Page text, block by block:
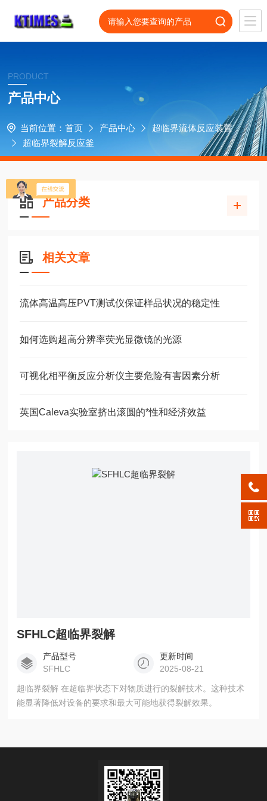
PRODUCT
产品中心
当前位置： 首页 产品中心
超临界流体反应装置
超临界裂解反应釜
产品分类
相关文章
流体高温高压PVT测试仪保证样品状况的稳定性
如何选购超高分辨率荧光显微镜的光源
可视化相平衡反应分析仪主要危险有害因素分析
英国Caleva实验室挤出滚圆的*性和经济效益
SFHLC超临界裂解
产品型号
SFHLC
更新时间
2025-08-21
超临界裂解 在超临界状态下对物质进行的裂解技术。这种技术
能显著降低对设备的要求和最大可能地获得裂解效果。